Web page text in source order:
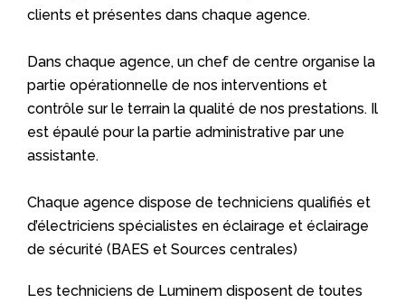
clients et présentes dans chaque agence.
Dans chaque agence, un chef de centre organise la
partie opérationnelle de nos interventions et
contrôle sur le terrain la qualité de nos prestations. Il
est épaulé pour la partie administrative par une
assistante.
Chaque agence dispose de techniciens qualifiés et
d’électriciens spécialistes en éclairage et éclairage
de sécurité (BAES et Sources centrales)
Les techniciens de Luminem disposent de toutes